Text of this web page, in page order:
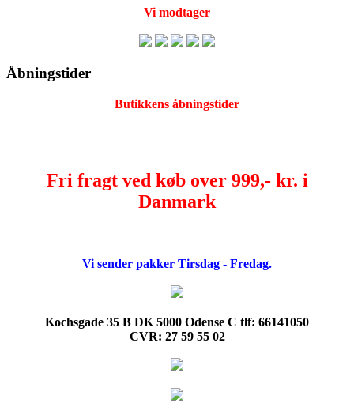
Vi modtager
Åbningstider
Butikkens åbningstider
Fri fragt ved køb over 999,- kr. i
Danmark
Vi sender pakker Tirsdag - Fredag.
Kochsgade 35 B DK 5000 Odense C tlf: 66141050
CVR: 27 59 55 02